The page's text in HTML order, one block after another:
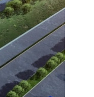
সময়
সংবাদ
সংবাদ